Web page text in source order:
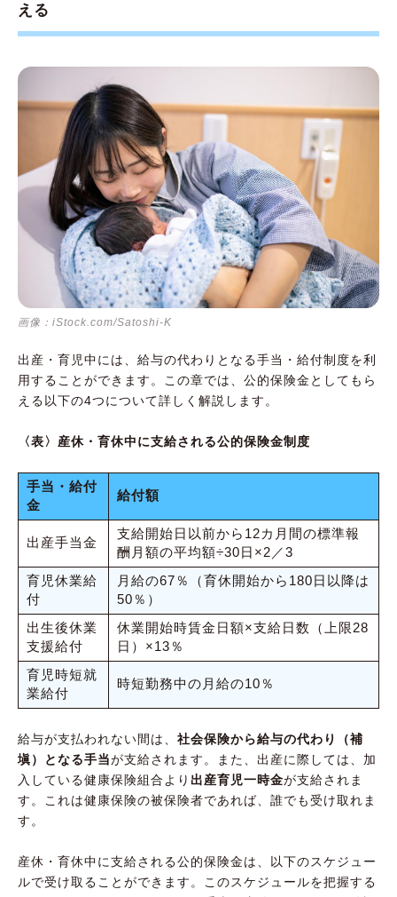
える
画像：iStock.com/Satoshi-K
出産・育児中には、給与の代わりとなる手当・給付制度を利
用することができます。この章では、公的保険金としてもら
える以下の4つについて詳しく解説します。
〈表〉産休・育休中に支給される公的保険金制度
手当・給付
金
給付額
出産手当金
支給開始日以前から12カ月間の標準報
酬月額の平均額÷30日×2／3
育児休業給
付
月給の67％（育休開始から180日以降は
50％）
出生後休業
支援給付
休業開始時賃金日額×支給日数（上限28
日）×13％
育児時短就
業給付
時短勤務中の月給の10％
給与が支払われない間は、 社会保険から給与の代わり（補
塡）となる手当が支給されます。また、出産に際しては、加
入している健康保険組合より 出産育児一時金が支給されま
す。これは健康保険の被保険者であれば、誰でも受け取れま
す。
産休・育休中に支給される公的保険金は、以下のスケジュー
ルで受け取ることができます。このスケジュールを把握する